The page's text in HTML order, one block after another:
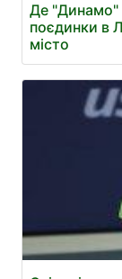
Де "Динамо"
поєдинки в
місто